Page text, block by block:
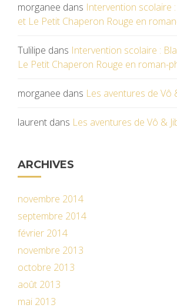
morganee dans Intervention scolaire
et Le Petit Chaperon Rouge en
Tulilipe dans Intervention scolaire :
Le Petit Chaperon Rouge en roman-
morganee dans Les aventures de Vô
laurent dans Les aventures de Vô &
ARCHIVES
novembre 2014
septembre 2014
février 2014
novembre 2013
octobre 2013
août 2013
mai 2013